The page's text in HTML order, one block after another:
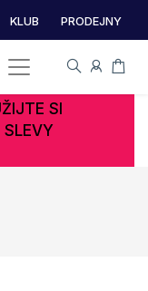
KLUB PRODEJNY
SI
SLEVY